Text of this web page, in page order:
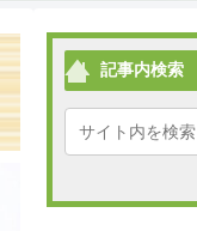
記事内検索